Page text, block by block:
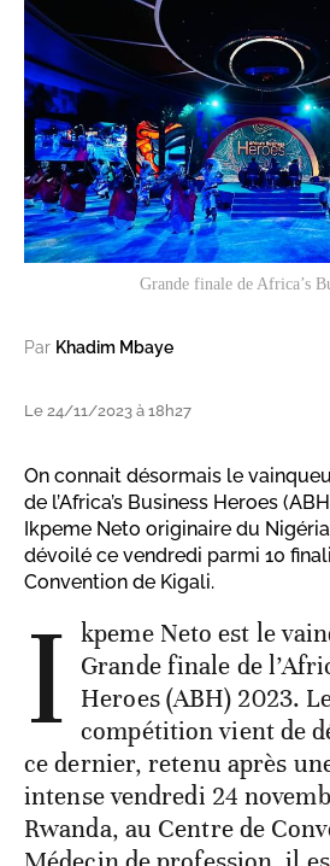
Grande finale de Africa’s
Par Khadim Mbaye
Le 24/11/2023 à 18h27
On connait désormais le
de l’Africa’s Business Heroes
Ikpeme Neto originaire du
dévoilé ce vendredi parmi 10
Convention de Kigali.
I kpeme Neto est le
Grande finale de
Heroes (ABH) 2023.
compétition vient de
ce dernier, retenu après
intense vendredi 24
Rwanda, au Centre de